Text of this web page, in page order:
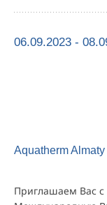
06.09.2023 -
Aquatherm
Приглашаем Вас с